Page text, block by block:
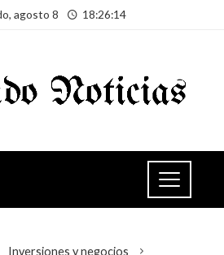
agosto 8 18:26:14
Inversiones y negocios